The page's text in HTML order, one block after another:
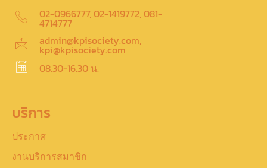
02-0966777, 02-1419772, 081-
4714777
admin@kpisociety.com,
kpi@kpisociety.com
08.30-16.30 น.
บริการ
ประกาศ
งานบริการสมาชิก